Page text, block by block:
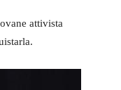
attivista